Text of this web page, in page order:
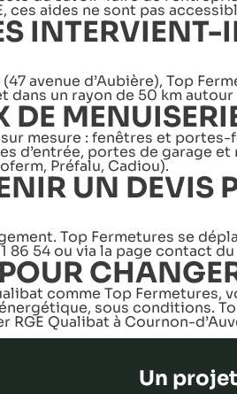
ces aides ne sont pas
avenue d’Aubière), Top
dans un rayon de 50 km
DE
mesure : fenêtres et
d’entrée, portes de garage
Préfalu, Cadiou).
UN DEVIS
Top Fermetures se
86 54 ou via la page contact
comme Top Fermetures,
sous conditions.
RGE Qualibat à Cournon-
Un